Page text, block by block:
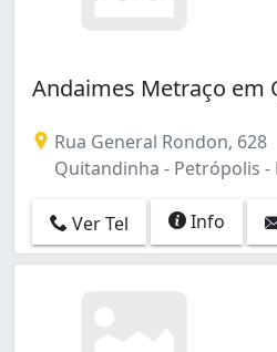
Andaimes Metraço em
Rua General Rondon, 628
Quitandinha - Petrópolis -
Ver Tel Info